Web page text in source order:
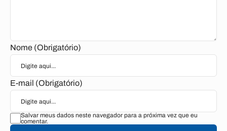
Nome (Obrigatório)
E-mail (Obrigatório)
Salvar meus dados neste navegador para a próxima vez que eu
comentar.